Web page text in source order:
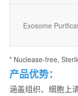
Exosome
* Nuclease-free,
产品优势：
涵盖组织、细胞上